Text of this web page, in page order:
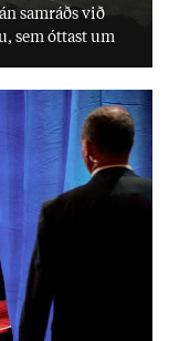
sam­ráðs við
sem ótt­ast um